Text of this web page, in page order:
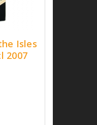
Isles
2007